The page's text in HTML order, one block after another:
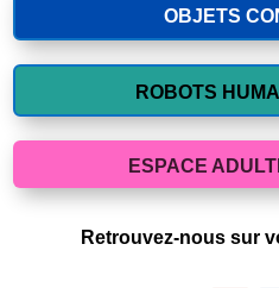
OBJETS
ROBOTS
ESPACE
Retrouvez-nous sur